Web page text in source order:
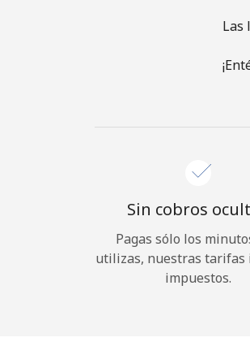
Las
Sin cobros
Pagas sólo los
utilizas, nuestras tarifas
impuestos.